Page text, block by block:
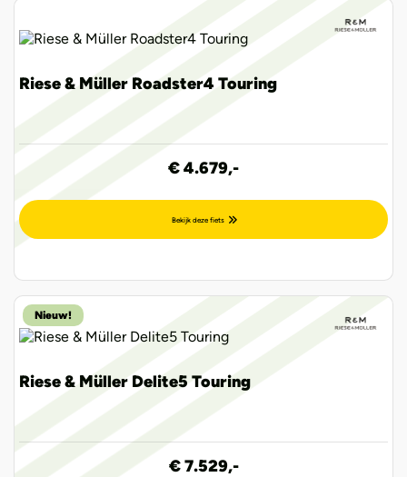
Riese & Müller Roadster4 Touring
€ 4.679,-
Bekijk deze fiets
Riese & Müller Delite5 Touring
€ 7.529,-
Nieuw!